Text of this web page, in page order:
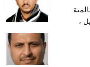
وبحلول الساعة 0337 بتوقيت جرينتش، انخفضت العقود الآجلة لخام برنت للتسليم في أغسطس 1.22 دولار أو 1.65 ‌بالمئة
69.32 دولار للبرميل ،